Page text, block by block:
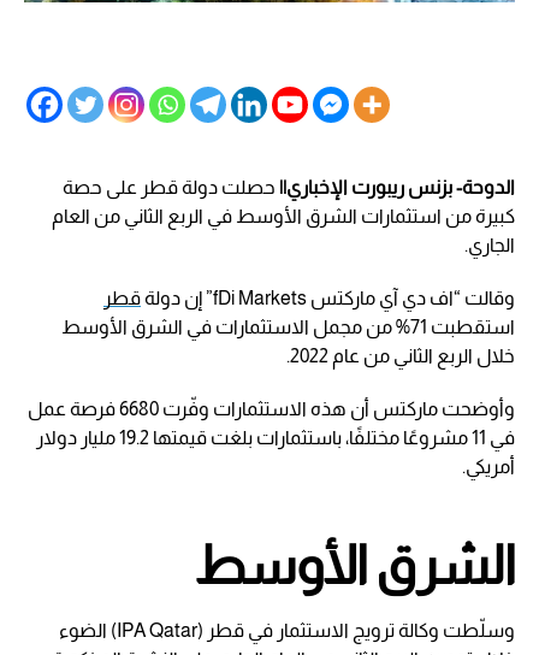
الدوحة- بزنس ريبورت الإخباري|| حصلت دولة قطر على حصة
كبيرة من استثمارات الشرق الأوسط في الربع الثاني من العام
الجاري.
وقالت “اف دي آي ماركتس fDi Markets” إن دولة
قطر
استقطبت 71% من مجمل الاستثمارات في الشرق الأوسط
خلال الربع الثاني من عام 2022.
وأوضحت ماركتس أن هذه الاستثمارات وفّرت 6680 فرصة عمل
في 11 مشروعًا مختلفًا، باستثمارات بلغت قيمتها 19.2 مليار دولار
أمريكي.
الشرق الأوسط
وسلّطت وكالة ترويج الاستثمار في قطر (IPA Qatar) الضوء